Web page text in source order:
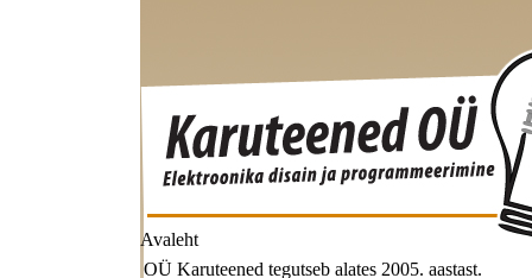
Avaleht
OÜ Karuteened tegutseb alates 2005. aastast.